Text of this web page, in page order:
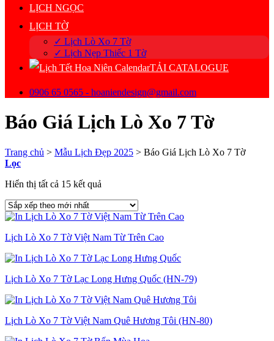
LỊCH NGỌC
LỊCH TỜ
✓ Lịch Lò Xo 7 Tờ
✓ Lịch Nẹp Thiếc 1 Tờ
TẢI CATALOGUE
0906 65 0565 - hoaniendesign@gmail.com
Báo Giá Lịch Lò Xo 7 Tờ
Trang chủ > Mẫu Lịch Đẹp 2025 > Báo Giá Lịch Lò Xo 7 Tờ
Lọc
Hiển thị tất cả 15 kết quả
theo
nhất
Lịch Lò Xo 7 Tờ Việt Nam Từ Trên Cao
Lịch Lò Xo 7 Tờ Lạc Long Hưng Quốc (HN-79)
Lịch Lò Xo 7 Tờ Việt Nam Quê Hương Tôi (HN-80)